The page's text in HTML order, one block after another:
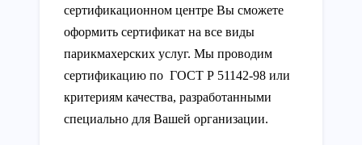
сертификационном центре Вы сможете
оформить сертификат на все виды
парикмахерских услуг. Мы проводим
сертификацию по ГОСТ Р 51142-98 или
критериям качества, разработанными
специально для Вашей организации.